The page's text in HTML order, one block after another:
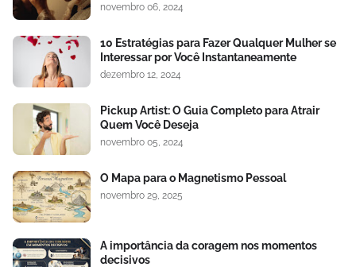
novembro 06, 2024
10 Estratégias para Fazer Qualquer Mulher se
Interessar por Você Instantaneamente
dezembro 12, 2024
Pickup Artist: O Guia Completo para Atrair
Quem Você Deseja
novembro 05, 2024
O Mapa para o Magnetismo Pessoal
novembro 29, 2025
A importância da coragem nos momentos
decisivos